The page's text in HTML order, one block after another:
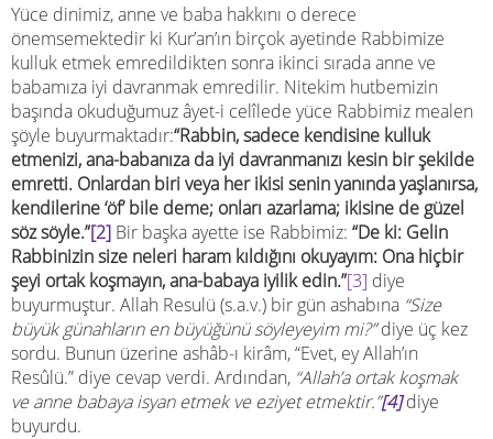
Yüce dinimiz, anne ve baba hakkını o derece
önemsemektedir ki Kur’an’ın birçok ayetinde Rabbimize
kulluk etmek emredildikten sonra ikinci sırada anne ve
babamıza iyi davranmak emredilir. Nitekim hutbemizin
başında okuduğumuz âyet-i celîlede yüce Rabbimiz mealen
şöyle buyurmaktadır:“Rabbin, sadece kendisine kulluk
etmenizi, ana-babanıza da iyi davranmanızı kesin bir şekilde
emretti. Onlardan biri veya her ikisi senin yanında yaşlanırsa,
kendilerine ‘öf’ bile deme; onları azarlama; ikisine de güzel
söz söyle.”[2] Bir başka ayette ise Rabbimiz: “De ki: Gelin
Rabbinizin size neleri haram kıldığını okuyayım: Ona hiçbir
şeyi ortak koşmayın, ana-babaya iyilik edin.”[3] diye
buyurmuştur. Allah Resulü (s.a.v.) bir gün ashabına “Size
büyük günahların en büyüğünü söyleyeyim mi?”diye üç kez
sordu. Bunun üzerine ashâb-ı kirâm, “Evet, ey Allah’ın
Resûlü.” diye cevap verdi. Ardından, “Allah’a ortak koşmak
ve anne babaya isyan etmek ve eziyet etmektir.”[4]diye
buyurdu.